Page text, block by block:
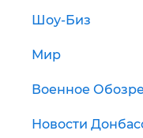
Шоу-Биз
Мир
Военное
Новости